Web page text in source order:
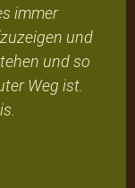
immer
und
und so
Weg ist.